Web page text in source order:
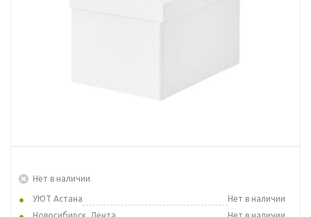
Нет в наличии
УЮТ Астана
Нет в наличии
Новосибирск, Лента
Нет в наличии